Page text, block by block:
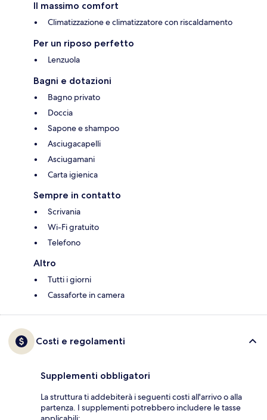
Il massimo comfort
Climatizzazione e climatizzatore con riscaldamento
Per un riposo perfetto
Lenzuola
Bagni e dotazioni
Bagno privato
Doccia
Sapone e shampoo
Asciugacapelli
Asciugamani
Carta igienica
Sempre in contatto
Scrivania
Wi-Fi gratuito
Telefono
Altro
Tutti i giorni
Cassaforte in camera
Costi e regolamenti
Supplementi obbligatori
La struttura ti addebiterà i seguenti costi all'arrivo o alla
partenza. I supplementi potrebbero includere le tasse